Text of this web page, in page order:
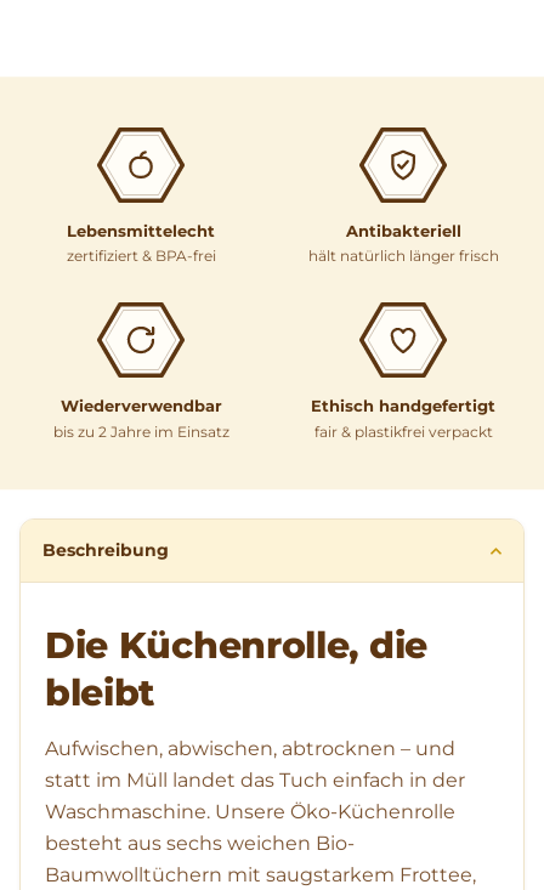
Lebensmittelecht
zertifiziert & BPA-frei
Antibakteriell
hält natürlich länger frisch
Wiederverwendbar
bis zu 2 Jahre im Einsatz
Ethisch handgefertigt
fair & plastikfrei verpackt
Beschreibung
Die Küchenrolle, die
bleibt
Aufwischen, abwischen, abtrocknen – und
statt im Müll landet das Tuch einfach in der
Waschmaschine. Unsere Öko-Küchenrolle
besteht aus sechs weichen Bio-
Baumwolltüchern mit saugstarkem Frottee,